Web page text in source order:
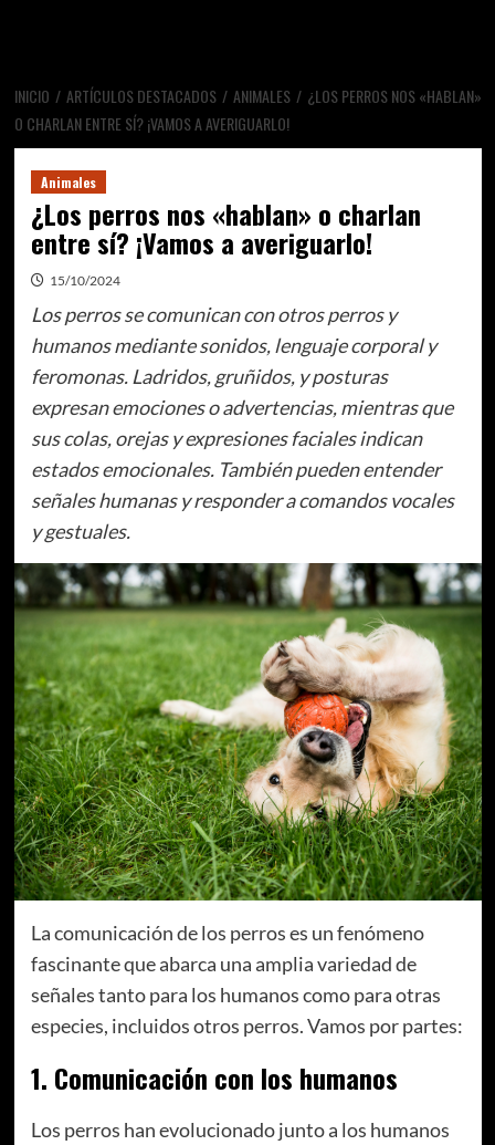
INICIO ARTÍCULOS DESTACADOS ANIMALES
¿LOS PERROS NOS «HABLAN»
O CHARLAN ENTRE SÍ? ¡VAMOS A AVERIGUARLO!
Animales
¿Los perros nos «hablan» o charlan
entre sí? ¡Vamos a averiguarlo!
15/10/2024
Los perros se comunican con otros perros y
humanos mediante sonidos, lenguaje corporal y
feromonas. Ladridos, gruñidos, y posturas
expresan emociones o advertencias, mientras que
sus colas, orejas y expresiones faciales indican
estados emocionales. También pueden entender
señales humanas y responder a comandos vocales
y gestuales.
La comunicación de los perros es un fenómeno
fascinante que abarca una amplia variedad de
señales tanto para los humanos como para otras
especies, incluidos otros perros. Vamos por partes:
1. Comunicación con los humanos
Los perros han evolucionado junto a los humanos